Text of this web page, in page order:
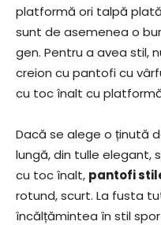
platformă ori talpă
sunt de asemenea o
gen. Pentru a avea stil,
creion cu pantofi cu
cu toc înalt cu
Dacă se alege o ținută
lungă, din tulle elegant,
cu toc înalt, pantofi
rotund, scurt. La fusta
încălțămintea în stil